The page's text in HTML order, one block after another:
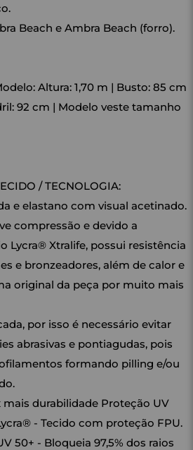
Beach e Ambra Beach (forro).
Altura: 1,70 m | Busto: 85 cm
92 cm | Modelo veste tamanho
/ TECNOLOGIA:
e elastano com visual acetinado.
compressão e devido a
Lycra® Xtralife, possui resistência
e bronzeadores, além de calor e
original da peça por muito mais
por isso é necessário evitar
abrasivas e pontiagudas, pois
formando pilling e/ou
mais durabilidade Proteção UV
- Tecido com proteção FPU.
50+ - Bloqueia 97,5% dos raios